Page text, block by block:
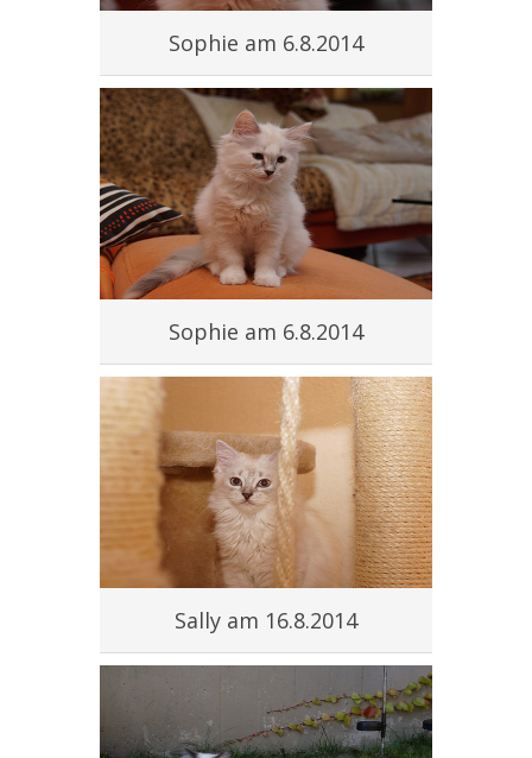
Sophie am 6.8.2014
Sophie am 6.8.2014
Sally am 16.8.2014